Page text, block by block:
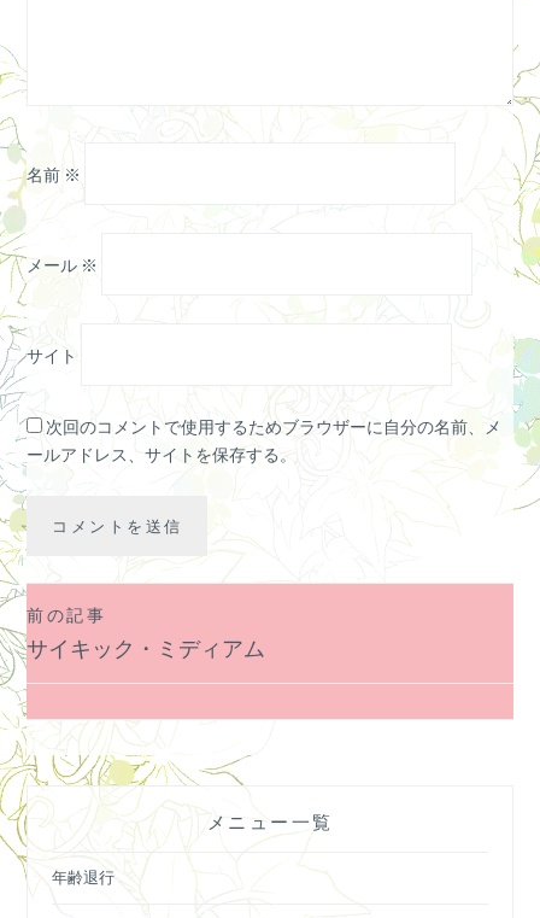
名前 ※
メール ※
サイト
次回のコメントで使用するためブラウザーに自分の名前、メ
ールアドレス、サイトを保存する。
投
稿
ナ
ビ
ゲ
ー
シ
ョ
前の記事
サイキック・ミディアム
メニュー一覧
年齢退行